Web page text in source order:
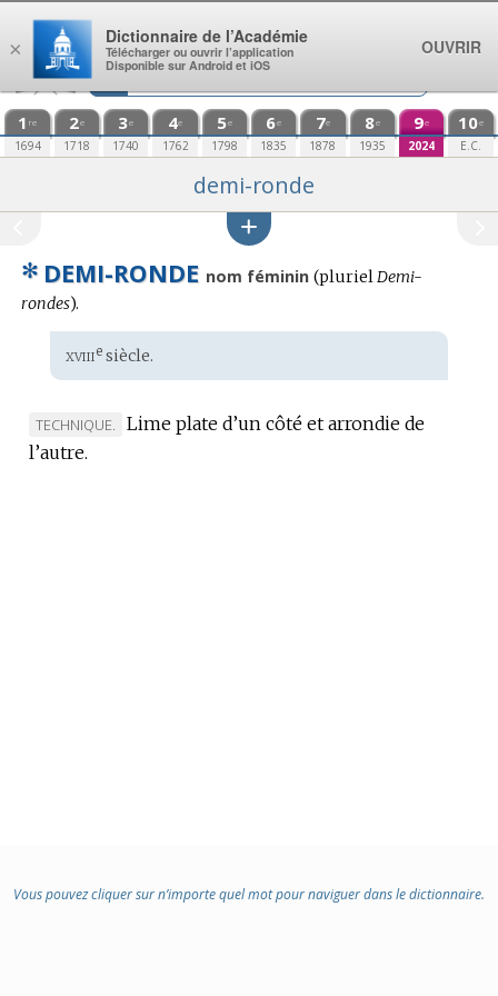
Aller au contenu
1 re
1694
2e
1718
3e
1740
4e
1762
5e
1798
6e
1835
7e
1878
8e
1935
9e
2024
10e
E.C.
demi-ronde
✻ DEMI-RONDE nom féminin (plurielDemi-
rondes).
Étymologie
:
xviiiesiècle.
MARQUE
DE
TECHNIQUE.
Lime plate d’un côté et arrondie de
l’autre.
Vous pouvez cliquer sur n’importe quel mot pour naviguer dans le dictionnaire.
×
Dictionnaire de l’Académie
Télécharger ou ouvrir l’application
Disponible sur Android et iOS
OUVRIR